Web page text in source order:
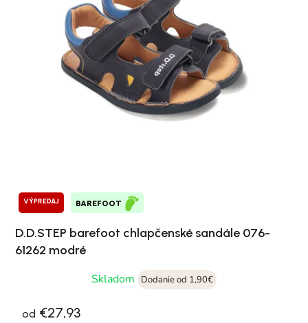
VÝPREDAJ BAREFOOT
D.D.STEP barefoot chlapčenské sandále 076-
61262 modré
Skladom
Dodanie od 1,90€
od €27,93